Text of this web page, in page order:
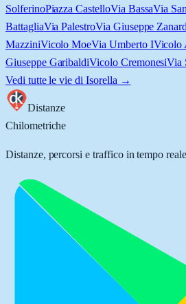
SolferinoPiazza CastelloVia BassaVia
BattagliaVia PalestroVia Giuseppe
MazziniVicolo MoeVia Umberto IVicolo
Giuseppe GaribaldiVicolo CremonesiVia
Vedi tutte le vie di Isorella →
Distanze
Chilometriche
Distanze, percorsi e traffico in tempo